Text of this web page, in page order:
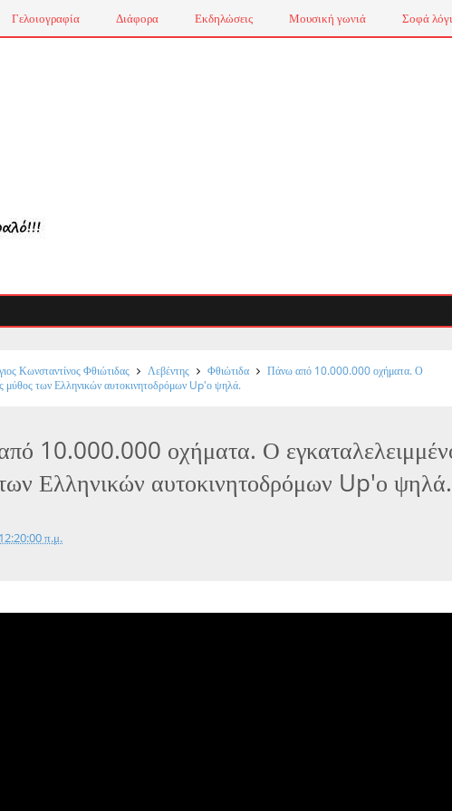
Γελοιογραφία Διάφορα Εκδηλώσεις Μουσική γωνιά Σοφά
Κωνσταντίνος Φθιώτιδας Λεβέντης Φθιώτιδα
Πάνω από 10.000.000 οχήματα. Ο
μύθος των Ελληνικών αυτοκινητοδρόμων Up'ο ψηλά.
10.000.000 οχήματα. Ο
Ελληνικών αυτοκινητοδρόμων Up'ο ψηλά.
π.μ.